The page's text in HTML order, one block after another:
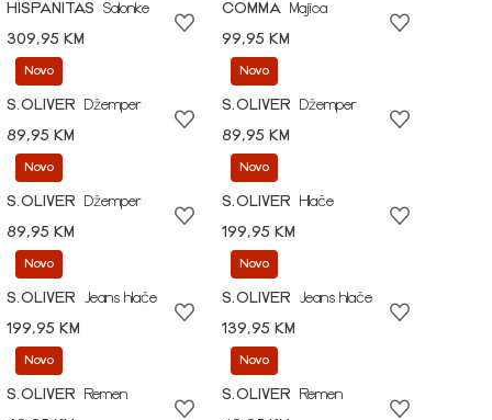
HISPANITAS
Salonke
309,95 KM
COMMA
Majica
99,95 KM
Novo
S.OLIVER
Džemper
89,95 KM
Novo
S.OLIVER
Džemper
89,95 KM
Novo
S.OLIVER
Džemper
89,95 KM
Novo
S.OLIVER
Hlače
199,95 KM
Novo
S.OLIVER
Jeans hlače
199,95 KM
Novo
S.OLIVER
Jeans hlače
139,95 KM
Novo
S.OLIVER
Remen
Novo
S.OLIVER
Remen